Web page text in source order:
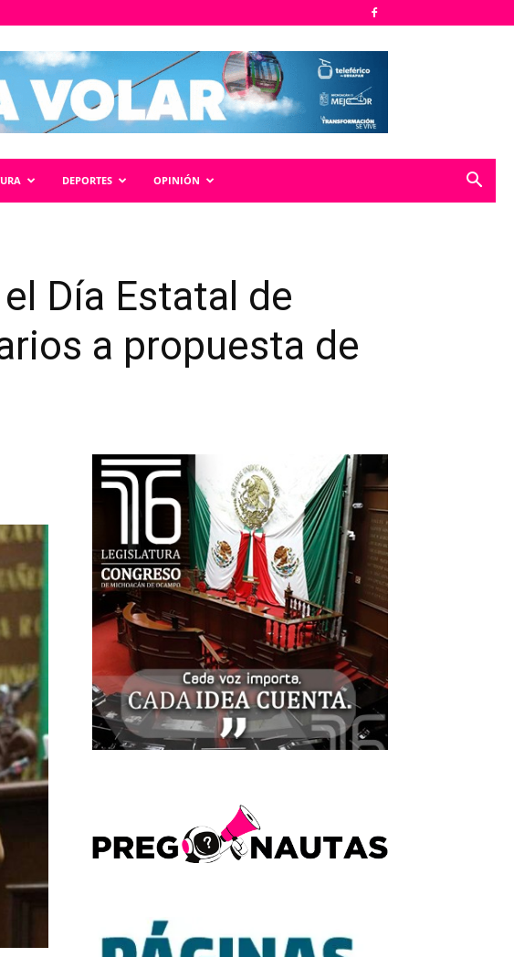
DEPORTES OPINIÓN
Día Estatal de
a propuesta de